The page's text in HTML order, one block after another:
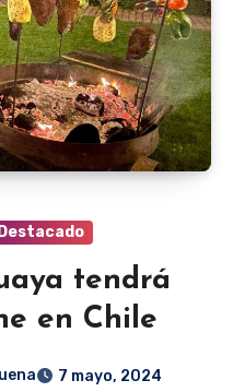
Destacado
tendrá
en Chile
7 mayo, 2024